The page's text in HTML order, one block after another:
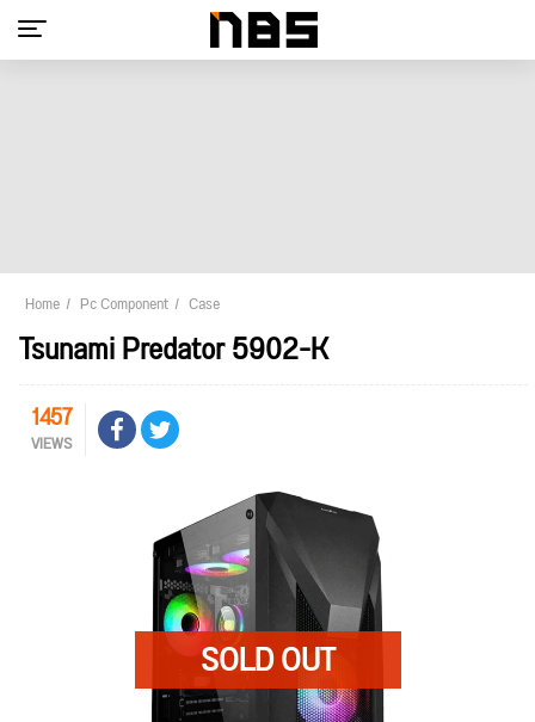
Home Pc Component Case
Tsunami Predator 5902-K
1457
VIEWS